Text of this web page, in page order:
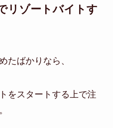
リゾートバイトす
たばかりなら、
をスタートする上で注